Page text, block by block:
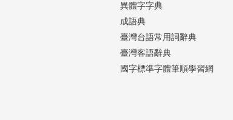
異體字字典
成語典
臺灣台語常用詞辭典
臺灣客語辭典
國字標準字體筆順學習網